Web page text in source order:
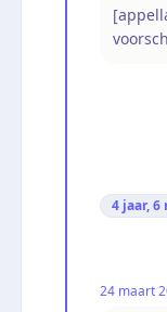
4 jaar, 6
24 maart